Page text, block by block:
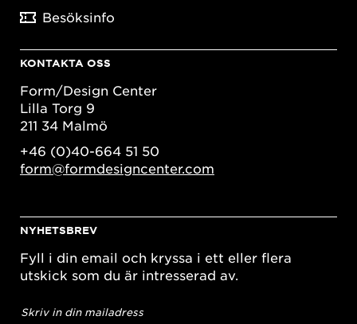
Besöksinfo
KONTAKTA OSS
Form/Design Center
Lilla Torg 9
211 34 Malmö
+46 (0)40-664 51 50
form@formdesigncenter.com
NYHETSBREV
Fyll i din email och kryssa i ett eller flera
utskick som du är intresserad av.
postadress*